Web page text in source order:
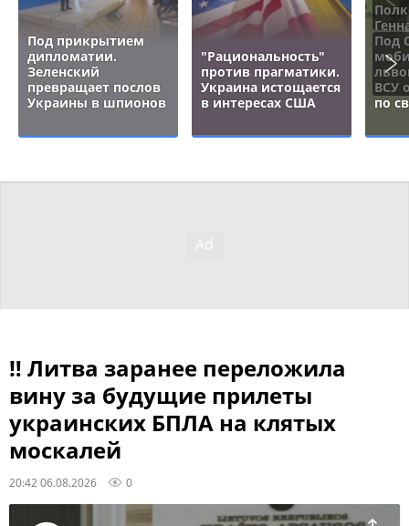
Под прикрытием
дипломатии.
Зеленский
превращает послов
Украины в шпионов
"Рациональность"
против прагматики.
Украина истощается
в интересах США
Под
ВСУ
по
‼ Литва заранее переложила
вину за будущие прилеты
украинских БПЛА на клятых
москалей
20:42 06.08.2026 0